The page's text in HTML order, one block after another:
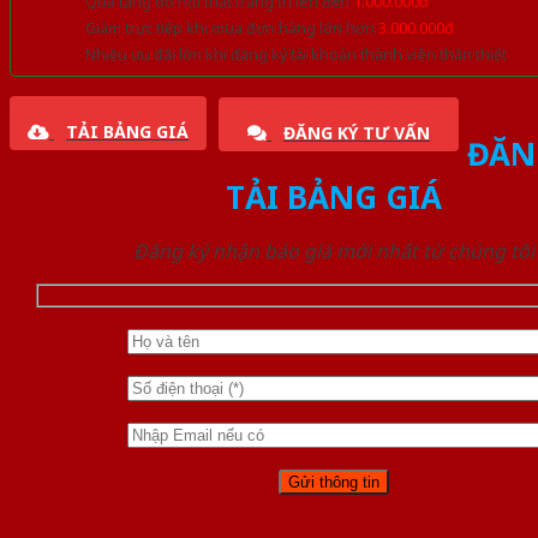
Giảm trực tiếp khi mua đơn hàng lớn hơn 3.000.000đ
Nhiều ưu đãi lớn khi đăng ký tài khoản thành viên thân thiết
TẢI BẢNG GIÁ ĐĂNG KÝ TƯ VẤN
TẢI BẢNG GIÁ
Đăng ký nhận báo giá mới nhất từ chúng tôi